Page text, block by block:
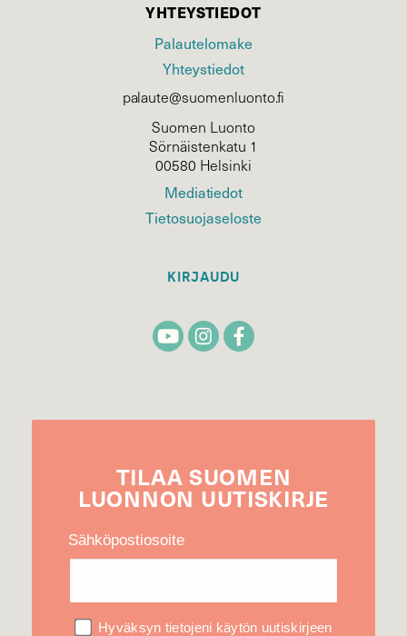
YHTEYSTIEDOT
Palautelomake
Yhteystiedot
palaute@suomenluonto.fi
Suomen Luonto
Sörnäistenkatu 1
00580 Helsinki
Mediatiedot
Tietosuojaseloste
KIRJAUDU
TILAA SUOMEN
LUONNON UUTIS­KIRJE
Sähköpostiosoite
Hyväksyn tietojeni käytön uutiskirjeen